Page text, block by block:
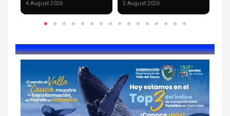
4 August 2026 2 August 2026